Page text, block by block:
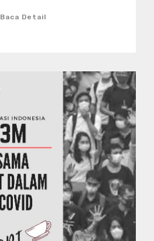
Baca Detail